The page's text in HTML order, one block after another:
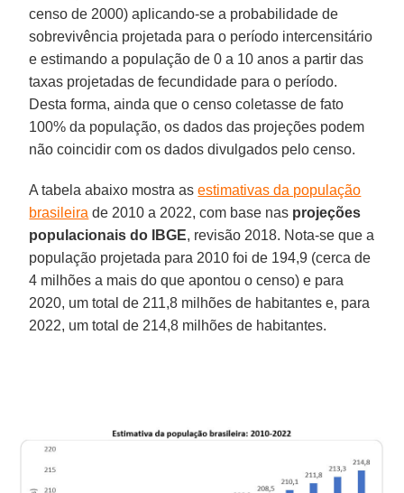
censo de 2000) aplicando-se a probabilidade de
sobrevivência projetada para o período intercensitário
e estimando a população de 0 a 10 anos a partir das
taxas projetadas de fecundidade para o período.
Desta forma, ainda que o censo coletasse de fato
100% da população, os dados das projeções podem
não coincidir com os dados divulgados pelo censo.
A tabela abaixo mostra asestimativas da população
brasileira de 2010 a 2022, com base nas projeções
populacionais do IBGE, revisão 2018. Nota-se que a
população projetada para 2010 foi de 194,9 (cerca de
4 milhões a mais do que apontou o censo) e para
2020, um total de 211,8 milhões de habitantes e, para
2022, um total de 214,8 milhões de habitantes.